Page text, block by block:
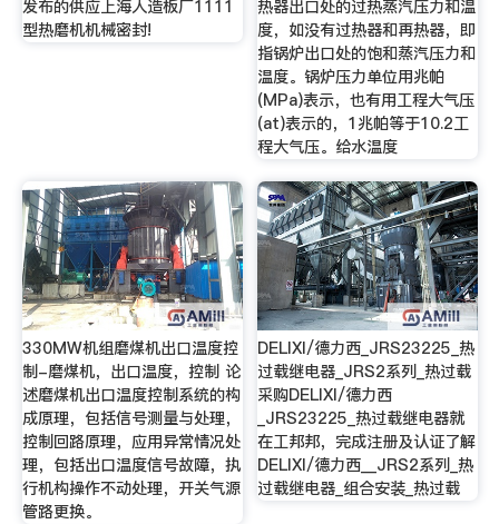
发布的供应上海人造板厂1111
型热磨机机械密封!
热器出口处的过热蒸汽压力和温
度，如没有过热器和再热器，即
指锅炉出口处的饱和蒸汽压力和
温度。锅炉压力单位用兆帕
(MPa)表示，也有用工程大气压
(at)表示的，1兆帕等于10.2工
程大气压。给水温度
330MW机组磨煤机出口温度控
制-磨煤机，出口温度，控制 论
述磨煤机出口温度控制系统的构
成原理，包括信号测量与处理，
控制回路原理，应用异常情况处
理，包括出口温度信号故障，执
行机构操作不动处理，开关气源
管路更换。
DELIXI/德力西_JRS23225_热
过载继电器_JRS2系列_热过载
采购DELIXI/德力西
_JRS23225_热过载继电器就
在工邦邦，完成注册及认证了解
DELIXI/德力西__JRS2系列_热
过载继电器_组合安装_热过载